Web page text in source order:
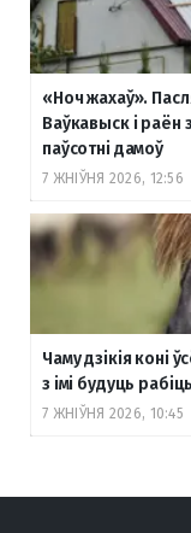
«Ноч жахаў».
Ваўкавыск і раён
паўсотні дамоў
7 ЖНІЎНЯ 2026, 12:56
Чаму дзікія коні
з імі будуць рабіць
7 ЖНІЎНЯ 2026, 10:45